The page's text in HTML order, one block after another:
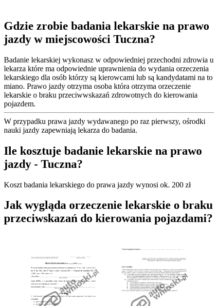
Gdzie zrobie badania lekarskie na prawo
jazdy w miejscowości Tuczna?
Badanie lekarskiej wykonasz w odpowiedniej przechodni zdrowia u
lekarza które ma odpowiednie uprawnienia do wydania orzeczenia
lekarskiego dla osób którzy są kierowcami lub są kandydatami na to
miano. Prawo jazdy otrzyma osoba która otrzyma orzeczenie
lekarskie o braku przeciwwskazań zdrowotnych do kierowania
pojazdem.
W przypadku prawa jazdy wydawanego po raz pierwszy, ośrodki
nauki jazdy zapewniają lekarza do badania.
Ile kosztuje badanie lekarskie na prawo
jazdy - Tuczna?
Koszt badania lekarskiego do prawa jazdy wynosi ok. 200 zł
Jak wygląda orzeczenie lekarskie o braku
przeciwskazań do kierowania pojazdami?